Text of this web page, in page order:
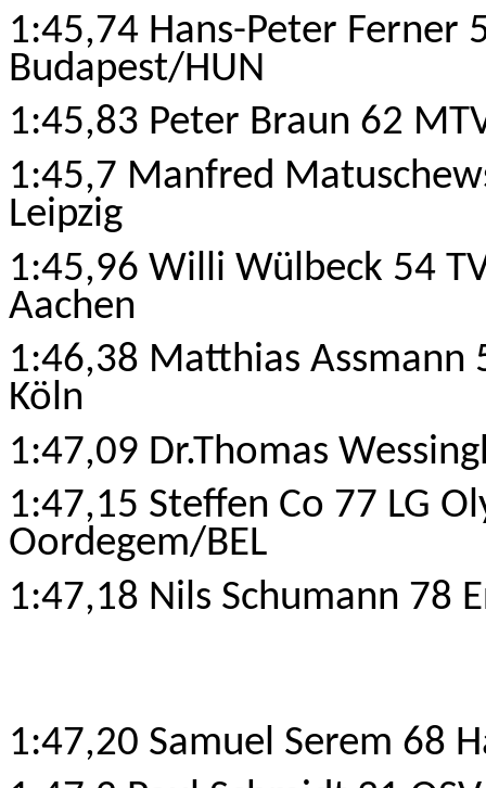
1:45,74 Hans-Peter Ferner
Budapest/HUN
1:45,83 Peter Braun 62
1:45,7 Manfred
Leipzig
1:45,96 Willi Wülbeck 54
Aachen
1:46,38 Matthias Assmann
Köln
1:47,09 Dr.Thomas
1:47,15 Steffen Co 77 LG
Oordegem/BEL
1:47,18 Nils Schumann 78
1:47,20 Samuel Serem 68